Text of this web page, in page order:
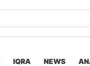
IQRA NEWS